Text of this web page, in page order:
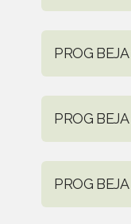
PROG
PROG
PROG